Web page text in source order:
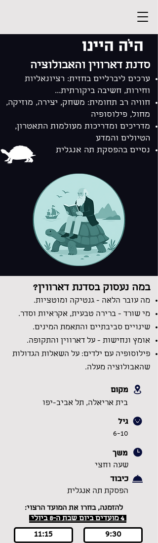
היֹה היינו
סדנת דארווין והאבולוציה
ערכים ליברליים בחזית: רציונאליות
וחירות, חשיבה ביקורתית...
חוויה רב תחומית: משחק, יצירה, מוזיקה,
מחול, פילוסופיה
מדריכים ומדריכות מעולמות התאטרון,
הטיולים והמדע
נסיים בהפסקת תה אנגלית
במה נעסוק בסדנת דארווין?
מה עובר הלאה - גנטיקה ומוטציות.
מי שורד - ברירה טבעית, אקראיות וסדר.
שינויים סביבתיים והתאמת המינים.
אומץ ונחישות - על דארווין והתקופה.
פילוסופיה עם ילדים: על השאלות הגדולות
שהאבולוציה מעלה.
מקום
בית אריאלה, תל אביב-יפו
גיל
6-10
משך
שעה וחצי
כיבוד
הפסקת תה אנגלית
להזמנה, בחרו את המועד הרצוי:
4 מועדים ביום שבת ה-8 ביולי
11:15 9:30